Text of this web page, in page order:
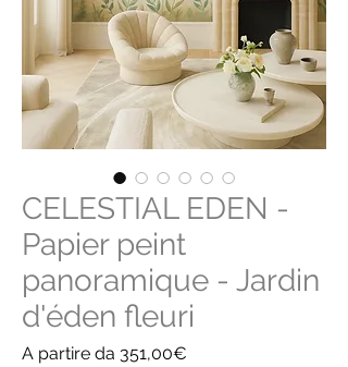
CELESTIAL EDEN -
Papier peint
panoramique - Jardin
d'éden fleuri
A partire da 351,00€